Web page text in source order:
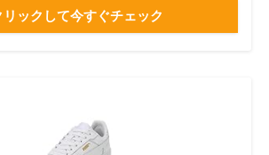
リックして今すぐチェック